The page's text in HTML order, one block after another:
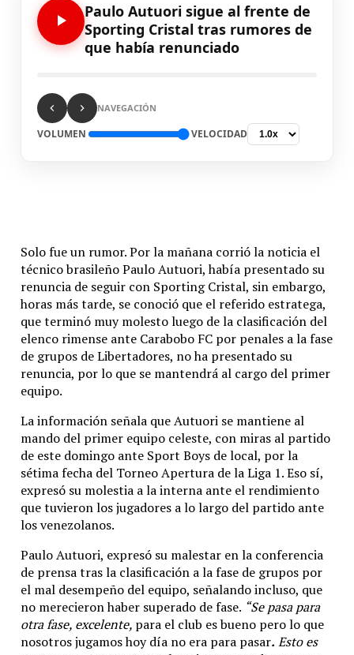
Paulo Autuori sigue al frente de
Sporting Cristal tras rumores de
que había renunciado
NAVEGACIÓN
VOLUMEN VELOCIDAD
Solo fue un rumor. Por la mañana corrió la noticia el
técnico brasileño Paulo Autuori, había presentado su
renuncia de seguir con Sporting Cristal, sin embargo,
horas más tarde, se conoció que el referido estratega,
que terminó muy molesto luego de la clasificación del
elenco rimense ante Carabobo FC por penales a la fase
de grupos de Libertadores, no ha presentado su
renuncia, por lo que se mantendrá al cargo del primer
equipo.
La información señala que Autuori se mantiene al
mando del primer equipo celeste, con miras al partido
de este domingo ante Sport Boys de local, por la
sétima fecha del Torneo Apertura de la Liga 1. Eso sí,
expresó su molestia a la interna ante el rendimiento
que tuvieron los jugadores a lo largo del partido ante
los venezolanos.
Paulo Autuori, expresó su malestar en la conferencia
de prensa tras la clasificación a la fase de grupos por
el mal desempeño del equipo, señalando incluso, que
no merecieron haber superado de fase. “Se pasa para
otra fase, excelente, para el club es bueno pero lo que
nosotros jugamos hoy día no era para pasar. Esto es